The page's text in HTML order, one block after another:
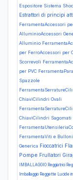
Espositore Sistema
Estrattori di principi
FerramentaAccessori
AlluminioAccessori
Alluminio
per FerroAccessori per
Scorrevoli
per PVC
Spazzole
ChiaviCilindri Ovali
ChiaviCilindri Sagomati
FerramentaViti e
Generica Fioccatrici
Pompe Frullatori
IMBALLAGGIO Reggiatrici
Imballaggio Reggette Lucide